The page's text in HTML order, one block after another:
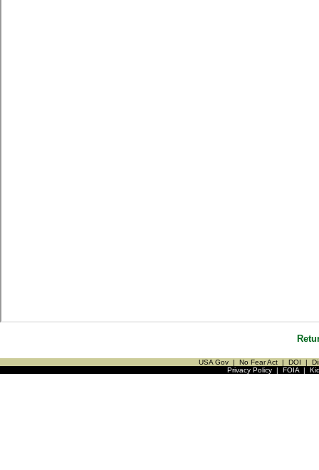
USA Gov | No Fear Act | DOI |
Privacy Policy| FOIA|